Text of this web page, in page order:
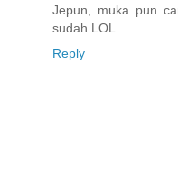
Jepun, muka pun
sudah LOL
Reply